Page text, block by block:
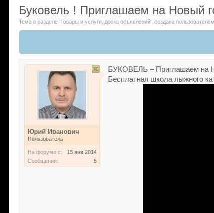
Буковель ! Приглашаем на Новый
Тема в разделе 'Товары и услуги, доска объявлений' , создана пользователем
Юрий Иванович
Пользователь
На форуме с:
15 янв 2014
Сообщения:
5
БУКОВЕЛЬ – Приглашаем на
Бесплатная школа лыжного